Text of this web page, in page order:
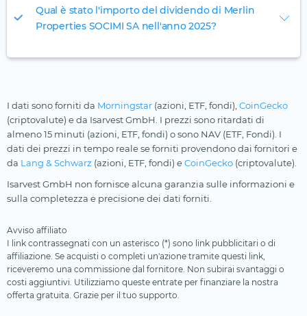
Qual è stato l'importo del dividendo di Merlin
Properties SOCIMI SA nell'anno 2025?
I dati sono forniti da Morningstar (azioni, ETF, fondi), CoinGecko
(criptovalute) e da Isarvest GmbH. I prezzi sono ritardati di
almeno 15 minuti (azioni, ETF, fondi) o sono NAV (ETF, Fondi). I
dati dei prezzi in tempo reale se forniti provendono dai fornitori e
da Lang & Schwarz (azioni, ETF, fondi) eCoinGecko (criptovalute).
Isarvest GmbH non fornisce alcuna garanzia sulle informazioni e
sulla completezza e precisione dei dati forniti.
Avviso affiliato
I link contrassegnati con un asterisco (*) sono link pubblicitari o di
affiliazione. Se acquisti o completi un'azione tramite questi link,
riceveremo una commissione dal fornitore. Non subirai svantaggi o
costi aggiuntivi. Utilizziamo queste entrate per finanziare la nostra
offerta gratuita. Grazie per il tuo supporto.